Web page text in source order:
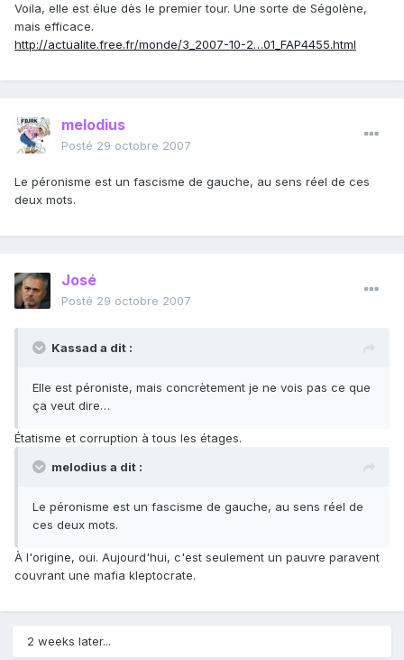
Voila, elle est élue dès le premier tour. Une sorte de Ségolène,
mais efficace.
http://actualite.free.fr/monde/3_2007-10-2…01_FAP4455.html
melodius
Posté 29 octobre 2007
Le péronisme est un fascisme de gauche, au sens réel de ces
deux mots.
José
Posté 29 octobre 2007
Kassad a dit :
Elle est péroniste, mais concrètement je ne vois pas ce que
ça veut dire…
Étatisme et corruption à tous les étages.
melodius a dit :
Le péronisme est un fascisme de gauche, au sens réel de
ces deux mots.
À l'origine, oui. Aujourd'hui, c'est seulement un pauvre paravent
couvrant une mafia kleptocrate.
2 weeks later...